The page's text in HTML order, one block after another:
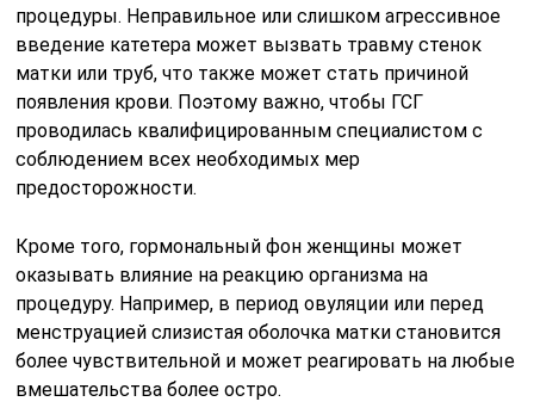
процедуры. Неправильное или слишком агрессивное
введение катетера может вызвать травму стенок
матки или труб, что также может стать причиной
появления крови. Поэтому важно, чтобы ГСГ
проводилась квалифицированным специалистом с
соблюдением всех необходимых мер
предосторожности.
Кроме того, гормональный фон женщины может
оказывать влияние на реакцию организма на
процедуру. Например, в период овуляции или перед
менструацией слизистая оболочка матки становится
более чувствительной и может реагировать на любые
вмешательства более остро.